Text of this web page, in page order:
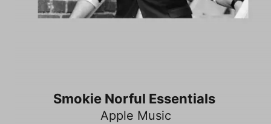
Smokie Norful Essentials
Apple Music